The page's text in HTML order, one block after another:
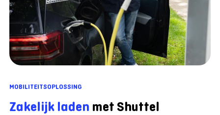
MOBILITEITSOPLOSSING
Zakelijk laden met Shuttel